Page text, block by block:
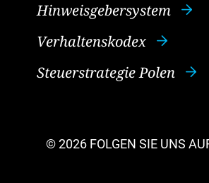
Hinweisgebersystem
Verhaltenskodex
Steuerstrategie Polen
© 2026FOLGEN SIE UNS